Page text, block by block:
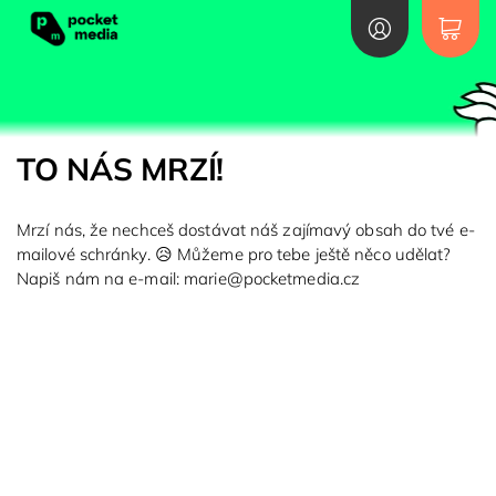
TO NÁS MRZÍ!
Mrzí nás, že nechceš dostávat náš zajímavý obsah do tvé e-
mailové schránky. 😥 Můžeme pro tebe ještě něco udělat?
Napiš nám na e-mail: marie@pocketmedia.cz